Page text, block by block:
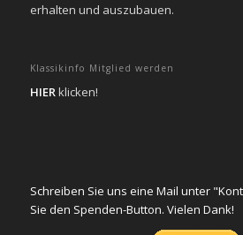
erhalten und auszubauen.
Klassikinfo Mitglied werden
HIERklicken!
Schreiben Sie uns eine Mail unter
Sie den Spenden-Button. Vielen Dank!